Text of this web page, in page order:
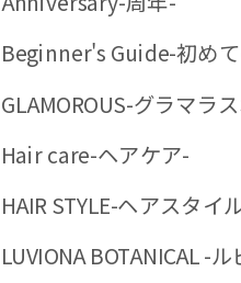
Beginner's Guide-初め
GLAMOROUS-グラマラ
Hair care-ヘアケア-
HAIR STYLE-ヘアスタイ
LUVIONA BOTANICAL -